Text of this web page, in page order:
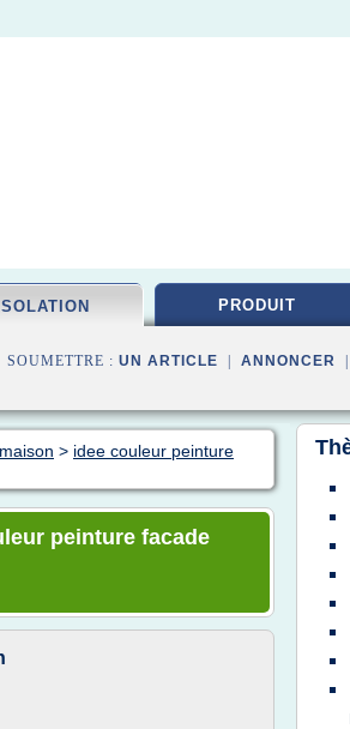
ISOLATION PRODUIT
: UN ARTICLE ANNONCER
> idee couleur peinture
peinture facade